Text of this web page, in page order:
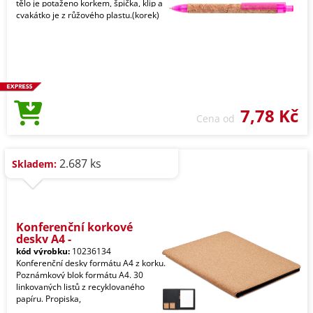
tělo je potaženo korkem, špička, klip a
cvakátko je z růžového plastu.(korek)
Cena od 7,78 Kč
Skladem: 2.687 ks
Konferenční korkové
desky A4 -
kód výrobku: 10236134
Konferenční desky formátu A4 z korku.
Poznámkový blok formátu A4. 30
linkovaných listů z recyklovaného
papíru. Propiska,